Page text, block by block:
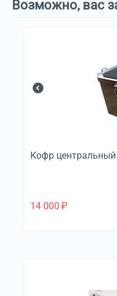
Возможно, вас
Кофр центральный
14 000 ₽